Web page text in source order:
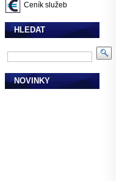
Ceník služeb
HLEDAT
NOVINKY